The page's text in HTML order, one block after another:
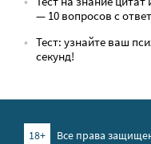
— 10 вопросов с
Тест: узнайте ваш
секунд!
18+
Все права